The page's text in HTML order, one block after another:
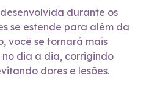
durante os
se estende para além da
você se tornará mais
no dia a dia, corrigindo
dores e lesões.